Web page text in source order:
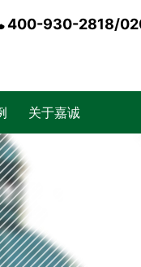
400-930-2818/
关于嘉诚